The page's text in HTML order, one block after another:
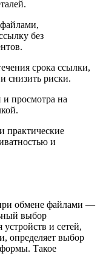
без
срока ссылки,
снизить риски.
и просмотра на
практические
и
обмене файлами —
выбор
и сетей,
определяет выбор
Такое